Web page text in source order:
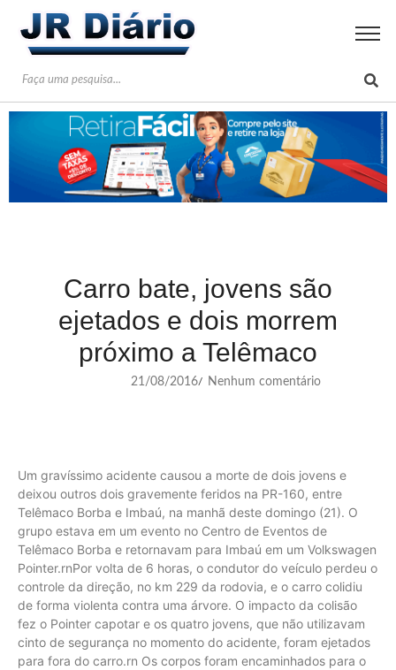
Carro bate, jovens são
ejetados e dois morrem
próximo a Telêmaco
21/08/2016/ Nenhum comentário
Um gravíssimo acidente causou a morte de dois jovens e
deixou outros dois gravemente feridos na PR-160, entre
Telêmaco Borba e Imbaú, na manhã deste domingo (21). O
grupo estava em um evento no Centro de Eventos de
Telêmaco Borba e retornavam para Imbaú em um Volkswagen
Pointer.rnPor volta de 6 horas, o condutor do veículo perdeu o
controle da direção, no km 229 da rodovia, e o carro colidiu
de forma violenta contra uma árvore. O impacto da colisão
fez o Pointer capotar e os quatro jovens, que não utilizavam
cinto de segurança no momento do acidente, foram ejetados
para fora do carro.rn Os corpos foram encaminhados para o